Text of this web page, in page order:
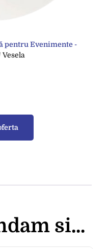
pentru Evenimente -
Vesela
si...